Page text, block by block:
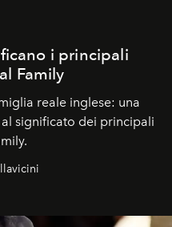
i principali
Family
reale inglese: una
significato dei principali